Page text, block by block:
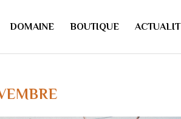
DOMAINE BOUTIQUE